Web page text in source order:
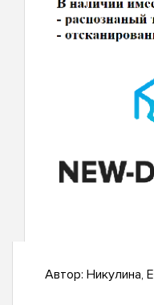
Автор: Никулина,